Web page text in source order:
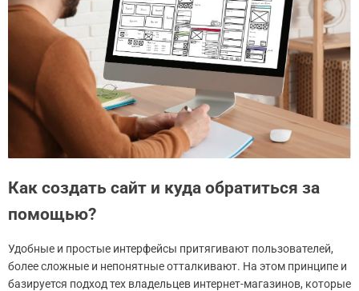
Как создать сайт и куда обратиться за
помощью?
Удобные и простые интерфейсы притягивают пользователей,
более сложные и непонятные отталкивают. На этом принципе и
базируется подход тех владельцев интернет-магазинов, которые